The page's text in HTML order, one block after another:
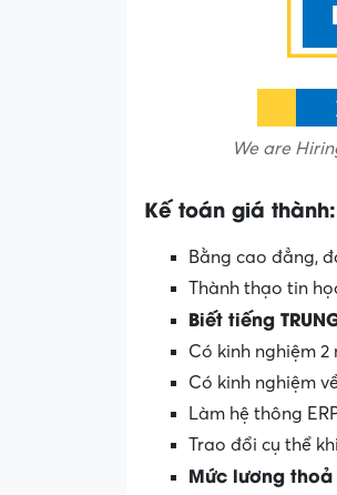
We are
Kế toán giá
Bằng cao đẳng,
Thành thạo tin
Biết tiếng
Có kinh nghiệm
Có kinh nghiệm
Làm hệ thông
Trao đổi cụ thể
Mức lương